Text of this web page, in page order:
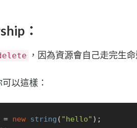
：
，因為資源會自己走完生
以這樣：
= new string ( "hello" );